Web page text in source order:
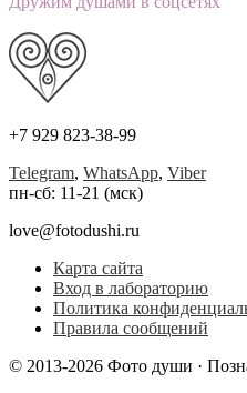
+7 929 823-38-99
Telegram, WhatsApp, Viber
пн-сб: 11-21 (мск)
love@fotodushi.ru
Карта сайта
Вход в лабораторию
Политика
Правила сообщений
© 2013-2026 Фото души ·